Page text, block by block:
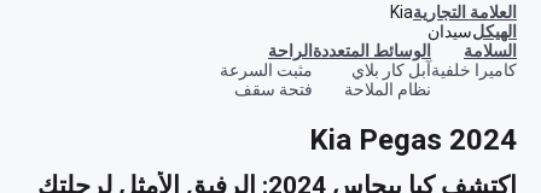
العلامة التجاريةKia
الهيكلسيدان
السلامة
كاميرا خلفية
الوسائط المتعددة
آبل كار بلاي
نظام الملاحة
الراحة
مثبت السرعة
فتحة سقف
Kia Pegas 2024